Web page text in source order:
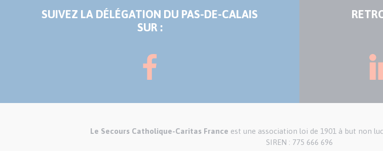
SUIVEZ LA DÉLÉGATION DU PAS-DE-CALAIS
SUR :
Le Secours Catholique-Caritas France est une association loi de 1901 à but non
SIREN : 775 666 696